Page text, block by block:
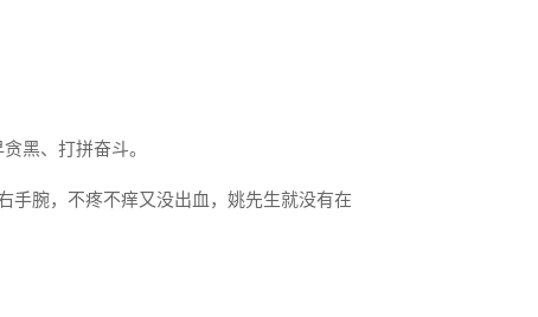
黑、打拼奋斗。
手腕，不疼不痒又没出血，姚先生就没有在